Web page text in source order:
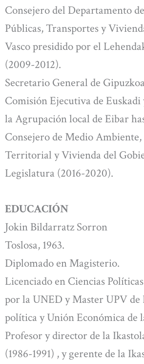
Consejero del Departamento
Públicas, Transportes y
Vasco presidido por el
(2009-2012).
Secretario General de
Comisión Ejecutiva de Euskadi
la Agrupación local de Eibar
Consejero de Medio
Territorial y Vivienda del
Legislatura (2016-2020).
EDUCACIÓN
Jokin Bildarratz Sorron
Toslosa, 1963.
Diplomado en Magisterio.
Licenciado en Ciencias
por la UNED y Master UPV
política y Unión Económica de
Profesor y director de la
(1986-1991) , y gerente de la